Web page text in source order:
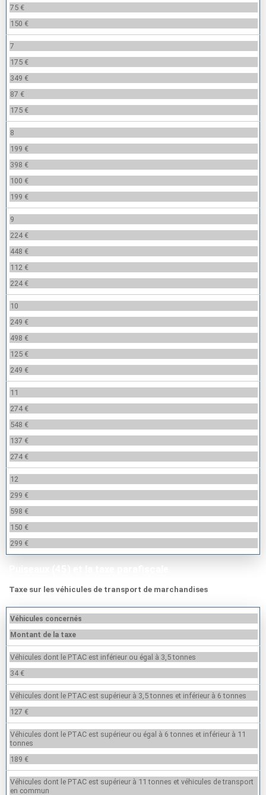
75 €
150 €
7
175 €
349 €
87 €
175 €
8
199 €
398 €
100 €
199 €
9
224 €
448 €
112 €
224 €
10
249 €
498 €
125 €
249 €
11
274 €
548 €
137 €
274 €
12
299 €
598 €
150 €
299 €
Taxe sur les véhicules de transport de marchandises
Véhicules concernés
Montant de la taxe
Véhicules dont le PTAC est inférieur ou égal à 3,5 tonnes
34 €
Véhicules dont le PTAC est supérieur à 3,5 tonnes et inférieur à 6 tonnes
127 €
Véhicules dont le PTAC est supérieur ou égal à 6 tonnes et inférieur à 11
tonnes
189 €
Véhicules dont le PTAC est supérieur à 11 tonnes et véhicules de transport
en commun